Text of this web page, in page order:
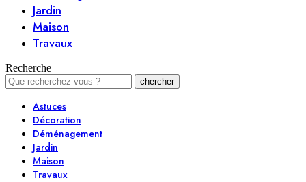
Jardin
Maison
Travaux
Recherche
Astuces
Décoration
Déménagement
Jardin
Maison
Travaux